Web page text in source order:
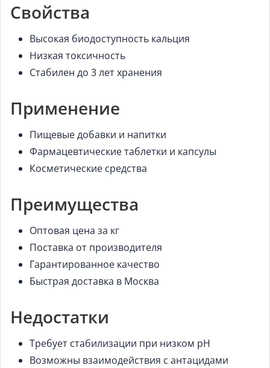
Свойства
Высокая биодоступность кальция
Низкая токсичность
Стабилен до 3 лет хранения
Применение
Пищевые добавки и напитки
Фармацевтические таблетки и капсулы
Косметические средства
Преимущества
Оптовая цена за кг
Поставка от производителя
Гарантированное качество
Быстрая доставка в Москва
Недостатки
Требует стабилизации при низком pH
Возможны взаимодействия с антацидами